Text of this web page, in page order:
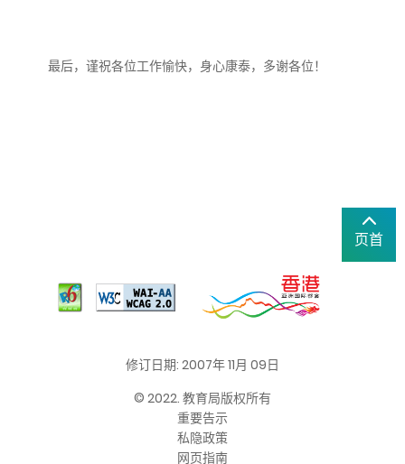
最后，谨祝各位工作愉快，身心康泰，多谢各位！
页首
修订日期: 2007年 11月 09日
© 2022. 教育局版权所有
重要告示
私隐政策
网页指南